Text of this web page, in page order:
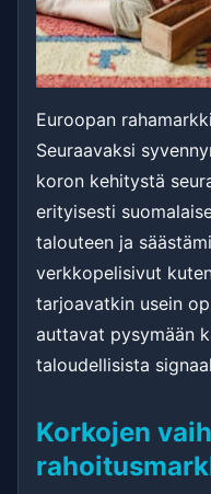
Euroopan
Seuraavaksi
koron kehitystä
erityisesti
talouteen ja
verkkopelisivut
tarjoavatkin usein
auttavat pysymään
taloudellisista
Korkojen